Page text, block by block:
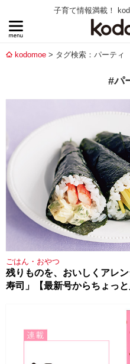
子育て情報満載！
kodomoe タグ検索：パーティ
#パ
ごはん・おやつ
残りものを、おいしくアレ
寿司」【最新号からちょっと